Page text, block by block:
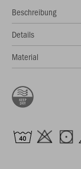
Beschreibung
Details
Material